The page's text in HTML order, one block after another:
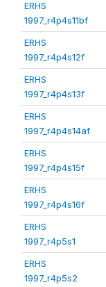
ERHS
1997_r4p4s11bf
ERHS
1997_r4p4s12f
ERHS
1997_r4p4s13f
ERHS
1997_r4p4s14af
ERHS
1997_r4p4s15f
ERHS
1997_r4p4s16f
ERHS
1997_r4p5s1
ERHS
1997_r4p5s2